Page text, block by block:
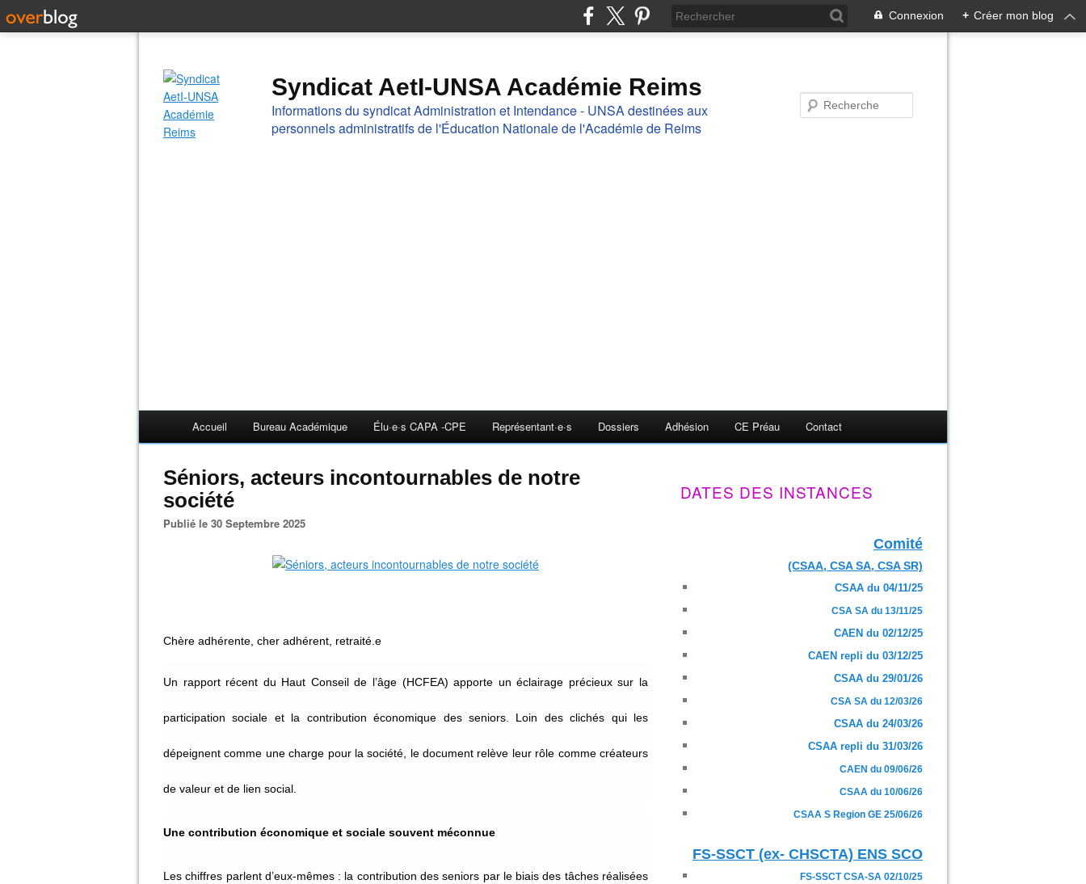
Connexion + Créer mon blog
Syndicat AetI-UNSA Académie Reims
Informations du syndicat Administration et Intendance - UNSA destinées aux
personnels administratifs de l'Éducation Nationale de l'Académie de Reims
Accueil Bureau Académique Élu·e·s CAPA -CPE Représentant·e·s Dossiers Adhésion CE Préau Contact
Séniors, acteurs incontournables de notre
société
Publié le 30 Septembre 2025
Chère adhérente, cher adhérent, retraité.e
Un rapport récent du Haut Conseil de l’âge (HCFEA) apporte un éclairage précieux sur la
participation sociale et la contribution économique des seniors. Loin des clichés qui les
dépeignent comme une charge pour la société, le document relève leur rôle comme créateurs
de valeur et de lien social.
Une contribution économique et sociale souvent méconnue
Les chiffres parlent d’eux-mêmes : la contribution des seniors par le biais des tâches réalisées
DATES DES INSTANCES
Comité
(CSAA, CSA SA, CSA SR)
CSAA du 04/11/25
CSA SA du 13/11/25
CAEN du 02/12/25
CAEN repli du 03/12/25
CSAA du 29/01/26
CSA SA du 12/03/26
CSAA du 24/03/26
CSAA repli du 31/03/26
CAEN du 09/06/26
CSAA du 10/06/26
CSAA S Region GE 25/06/26
FS-SSCT (ex- CHSCTA) ENS SCO
FS-SSCT CSA-SA 02/10/25